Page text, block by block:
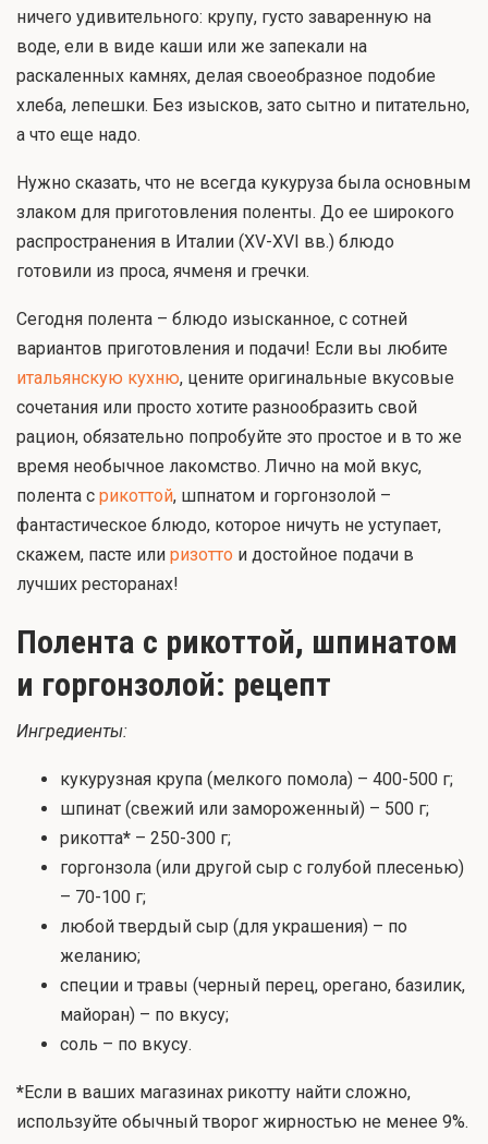
ничего удивительного: крупу, густо заваренную на
воде, ели в виде каши или же запекали на
раскаленных камнях, делая своеобразное подобие
хлеба, лепешки. Без изысков, зато сытно и питательно,
а что еще надо.
Нужно сказать, что не всегда кукуруза была основным
злаком для приготовления поленты. До ее широкого
распространения в Италии (XV-XVI вв.) блюдо
готовили из проса, ячменя и гречки.
Сегодня полента – блюдо изысканное, с сотней
вариантов приготовления и подачи! Если вы любите
итальянскую кухню, цените оригинальные вкусовые
сочетания или просто хотите разнообразить свой
рацион, обязательно попробуйте это простое и в то же
время необычное лакомство. Лично на мой вкус,
полента с рикоттой, шпнатом и горгонзолой –
фантастическое блюдо, которое ничуть не уступает,
скажем, пасте или ризотто и достойное подачи в
лучших ресторанах!
Полента с рикоттой, шпинатом
и горгонзолой: рецепт
Ингредиенты:
кукурузная крупа (мелкого помола) – 400-500 г;
шпинат (свежий или замороженный) – 500 г;
рикотта* – 250-300 г;
горгонзола (или другой сыр с голубой плесенью)
– 70-100 г;
любой твердый сыр (для украшения) – по
желанию;
специи и травы (черный перец, орегано, базилик,
майоран) – по вкусу;
соль – по вкусу.
*Если в ваших магазинах рикотту найти сложно,
используйте обычный творог жирностью не менее 9%.